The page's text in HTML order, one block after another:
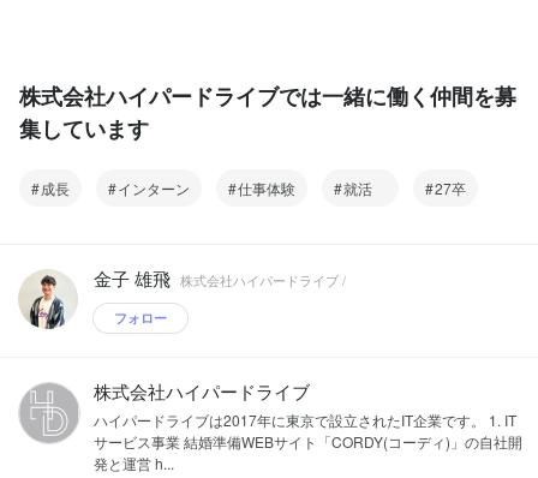
株式会社ハイパードライブでは一緒に働く仲間を募
集しています
成長 インターン 仕事体験 就活 27卒
金子 雄飛 株式会社ハイパードライブ /
フォロー
株式会社ハイパードライブ
ハイパードライブは2017年に東京で設立されたIT企業です。 1. IT
サービス事業 結婚準備WEBサイト「CORDY(コーディ)」の自社開
発と運営 h...